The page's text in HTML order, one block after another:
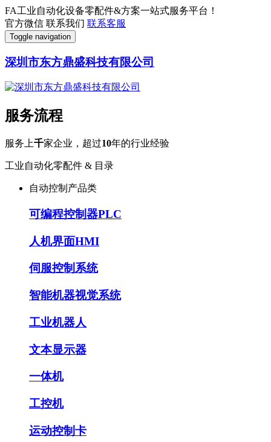
FA工业自动化设备零配件&方案一站式服务平台！
官方微信 联系我们 联系客服
Toggle navigation
深圳市东方鼎盛科技有限公司
服务流程
服务上千家企业，超过10年的行业经验
工业自动化零配件 & 目录
自动控制产品类
可编程控制器PLC
人机界面HMI
伺服控制系统
智能机器视觉系统
工业机器人
文本显示器
一体机
工控机
运动控制卡